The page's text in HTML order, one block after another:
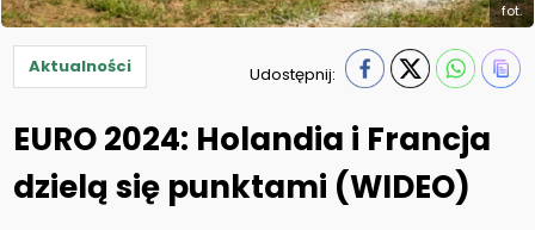
fot.
Aktualności Udostępnij:
EURO 2024: Holandia i Francja
dzielą się punktami (WIDEO)